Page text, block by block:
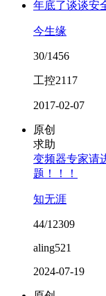
年底了谈谈安
今生缘
30/1456
工控2117
2017-02-07
原创
求助
变频器专家请
题！！！
知无涯
44/12309
aling521
2024-07-19